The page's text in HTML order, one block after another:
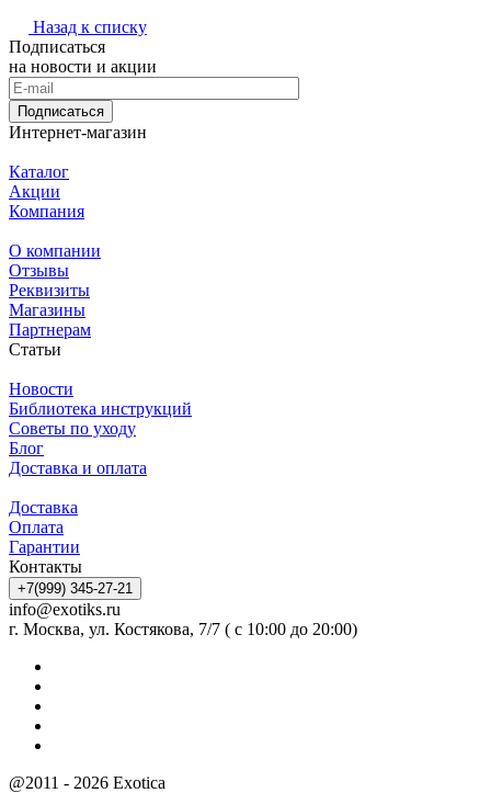
Назад к списку
Подписаться
на новости и акции
Подписаться
Интернет-магазин
Каталог
Акции
Компания
О компании
Отзывы
Реквизиты
Магазины
Партнерам
Статьи
Новости
Библиотека инструкций
Советы по уходу
Блог
Доставка и оплата
Доставка
Оплата
Гарантии
Контакты
+7(999) 345-27-21
info@exotiks.ru
г. Москва, ул. Костякова, 7/7 ( с 10:00 до 20:00)
@2011 - 2026 Exotica